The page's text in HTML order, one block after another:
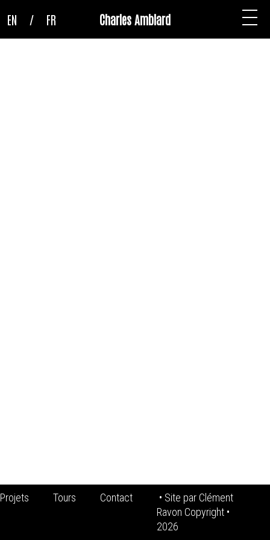
Charles Amblard
EN / FR
Projets Tours Contact • Site par Clément
Ravon Copyright •
2026